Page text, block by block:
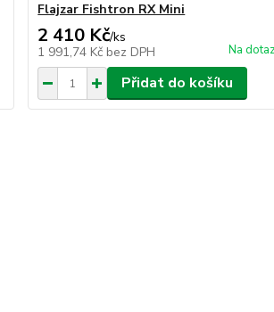
Flajzar Fishtron RX Mini
2 410 Kč/ks
1 991,74 Kč bez DPH Na
Přidat do košíku